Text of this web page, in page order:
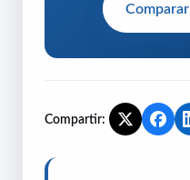
Compartir: